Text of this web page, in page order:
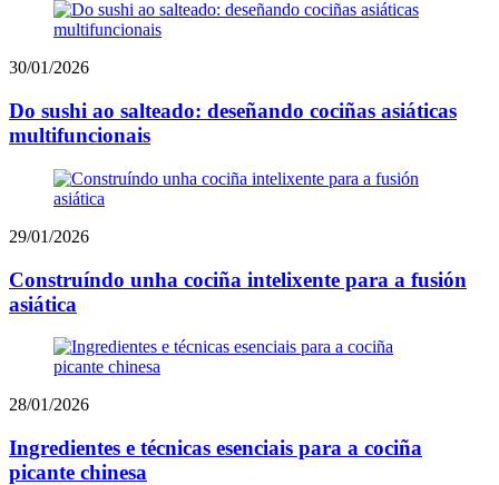
30/01/2026
Do sushi ao salteado: deseñando cociñas asiáticas
multifuncionais
29/01/2026
Construíndo unha cociña intelixente para a fusión
asiática
28/01/2026
Ingredientes e técnicas esenciais para a cociña
picante chinesa